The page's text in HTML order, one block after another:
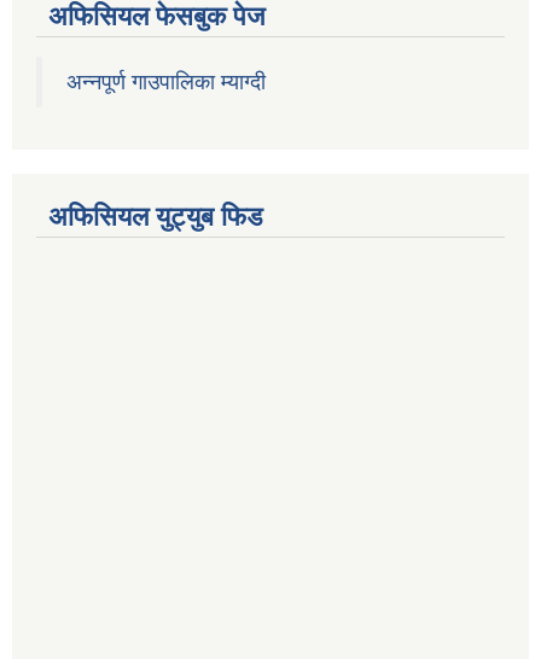
अफिसियल फेसबुक पेज
अन्नपूर्ण गाउपालिका म्याग्दी
अफिसियल युट्युब फिड